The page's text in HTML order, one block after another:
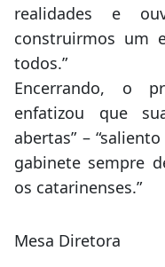
realidades e
construirmos um
todos.”
Encerrando, o
enfatizou que
abertas” –
gabinete sempre
os catarinenses.”
Mesa Diretora